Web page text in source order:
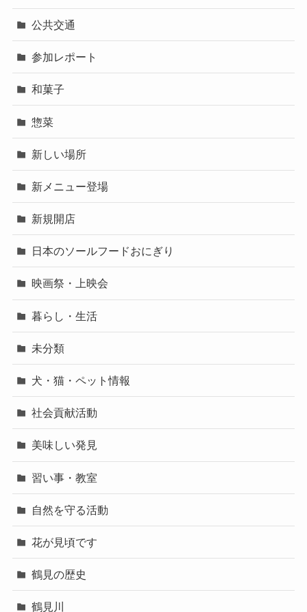
公共交通
参加レポート
和菓子
惣菜
新しい場所
新メニュー登場
新規開店
日本のソールフードおにぎり
映画祭・上映会
暮らし・生活
未分類
犬・猫・ペット情報
社会貢献活動
美味しい発見
習い事・教室
自然を守る活動
花が見頃です
鶴見の歴史
鶴見川